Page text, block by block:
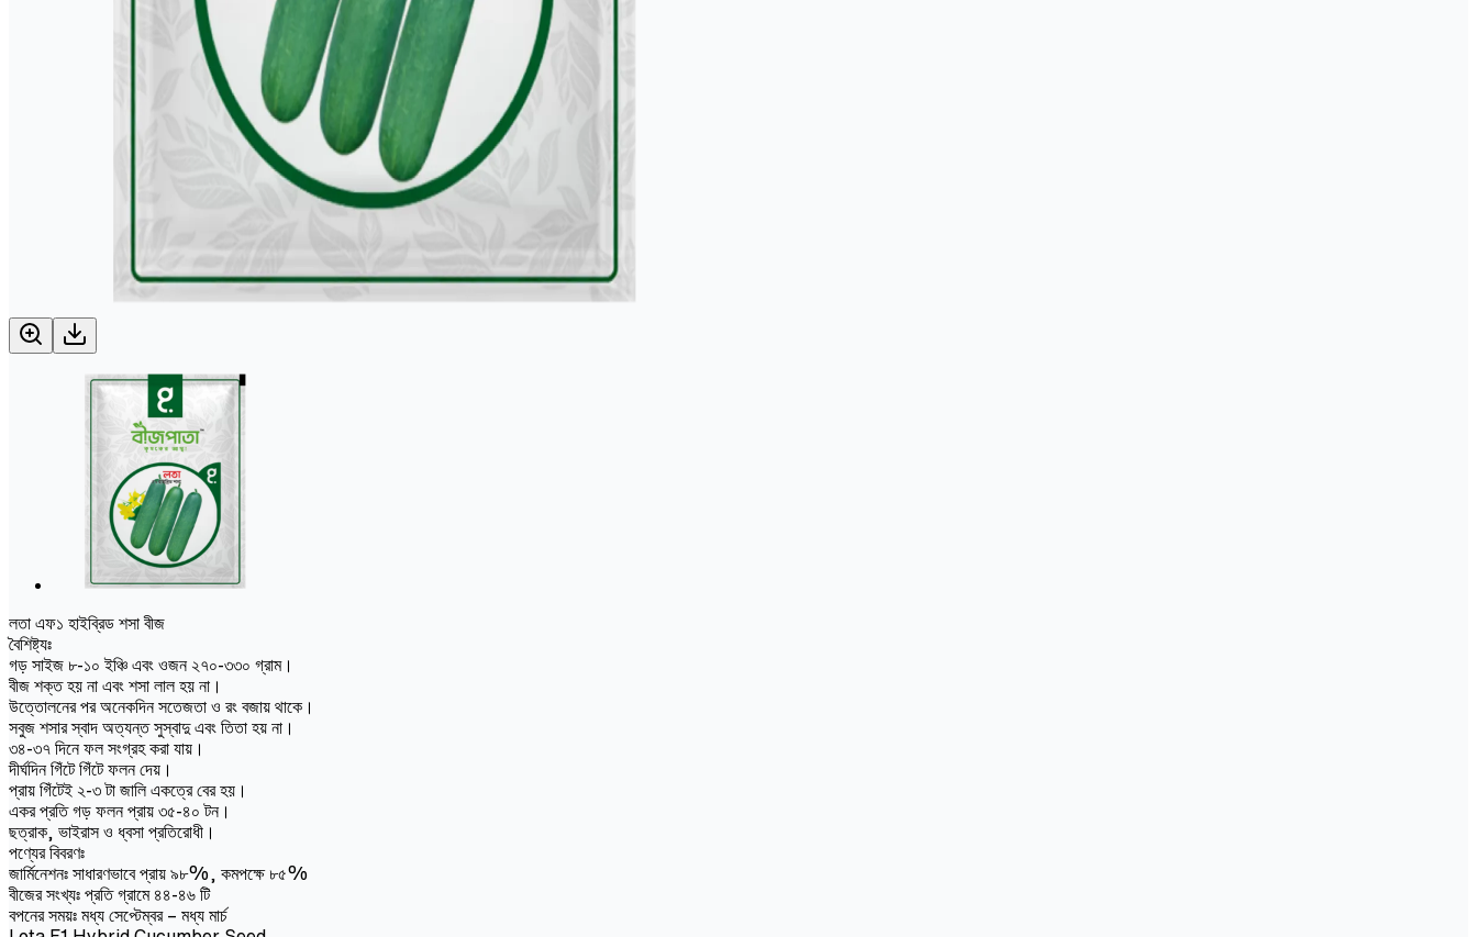
লতা এফ১ হাইব্রিড শসা বীজ
বৈশিষ্ট্যঃ
গড় সাইজ ৮-১০ ইঞ্চি এবং ওজন ২৭০-৩৩০ গ্রাম।
বীজ শক্ত হয় না এবং শসা লাল হয় না।
উত্তোলনের পর অনেকদিন সতেজতা ও রং বজায় থাকে।
সবুজ শসার স্বাদ অত্যন্ত সুস্বাদু এবং তিতা হয় না।
৩৪-৩৭ দিনে ফল সংগ্রহ করা যায়।
দীর্ঘদিন গিঁটে গিঁটে ফলন দেয়।
প্রায় গিঁটেই ২-৩ টা জালি একত্রে বের হয়।
একর প্রতি গড় ফলন প্রায় ৩৫-৪০ টন।
ছত্রাক, ভাইরাস ও ধ্বসা প্রতিরোধী।
পণ্যের বিবরণঃ
জার্মিনেশনঃ সাধারণভাবে প্রায় ৯৮%, কমপক্ষে ৮৫%
বীজের সংখ্যঃ প্রতি গ্রামে ৪৪-৪৬ টি
বপনের সময়ঃ মধ্য সেপ্টেম্বর – মধ্য মার্চ